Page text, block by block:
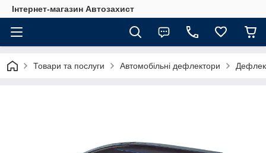
Інтернет-магазин Автозахист
Товари та послуги Автомобільні дефлектори